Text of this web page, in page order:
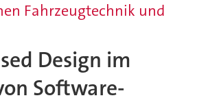
Fahrzeugtechnik und
Design im
Software-